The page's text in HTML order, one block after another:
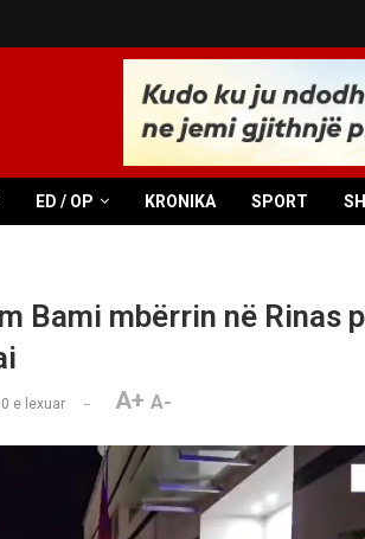
ED / OP KRONIKA SPORT
Bami mbërrin në Rinas
e lexuar A+ A-